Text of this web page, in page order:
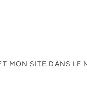
MON SITE DANS LE